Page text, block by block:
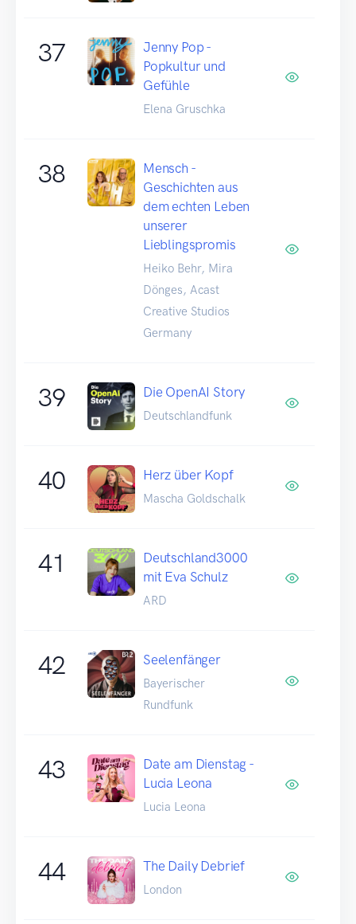
37
Jenny Pop -
Popkultur und
Gefühle
Elena Gruschka
38
Mensch -
Geschichten aus
dem echten Leben
unserer
Lieblingspromis
Heiko Behr, Mira
Dönges, Acast
Creative Studios
Germany
39 Die OpenAI Story
Deutschlandfunk
40 Herz über Kopf
Mascha Goldschalk
41
Deutschland3000
mit Eva Schulz
ARD
42 Seelenfänger
Bayerischer
Rundfunk
43
Date am Dienstag -
Lucia Leona
Lucia Leona
44 The Daily Debrief
London